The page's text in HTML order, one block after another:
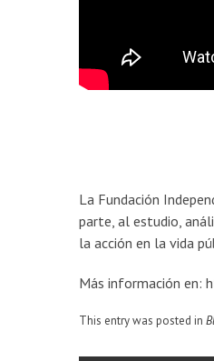
La Fundación
parte, al estudio,
la acción en la vida
Más información en:
This entry was posted in